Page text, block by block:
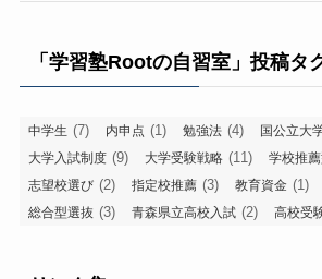
「学習塾Rootの自習室」投稿タ
中学生 (7) 内申点 (1) 勉強法 (4) 国公立大
大学入試制度 (9) 大学受験戦略 (11) 学校推
志望校選び (2) 指定校推薦 (3) 教育資金 (1)
総合型選抜 (3) 青森県立高校入試 (2) 高校受